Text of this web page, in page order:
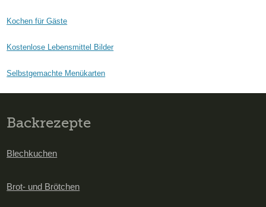
Kochen für Gäste
Kostenlose Lebensmittel Bilder
Selbstgemachte Menükarten
Backrezepte
Blechkuchen
Brot- und Brötchen